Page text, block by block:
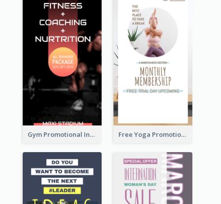
Gym Promotional Instagram Story Design Free Yoga Promotional Day Instagram Story Design